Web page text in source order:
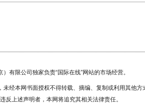
有限公司独家负责“国际在线”网站的市场经营。
经本网书面授权不得转载、摘编、复制或利用其他方
反上述声明者，本网将追究其相关法律责任。